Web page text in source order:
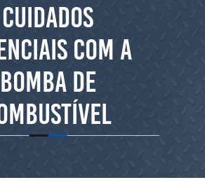
Cuidados
com a
bomba de